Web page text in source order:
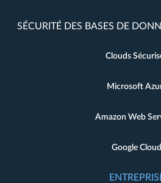
SÉCURITÉ DES BASES DE
Clouds
Microsoft
Amazon Web
Google Cloud